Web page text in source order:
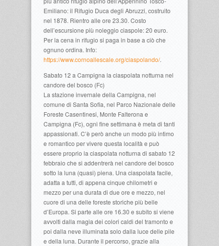
Emiliano: il Rifugio Duca degli Abruzzi, costruito
nel 1878. Rientro alle ore 23.30. Costo
dell’escursione più noleggio ciaspole: 20 euro.
Per la cena in rifugio si paga in base a ciò che
ognuno ordina. Info:
https://www.cornoallescale.org/ciaspolando/.
Sabato 12 a Campigna la ciaspolata notturna nel
candore del bosco (Fc)
La stazione invernale della Campigna, nel
comune di Santa Sofia, nel Parco Nazionale delle
Foreste Casentinesi, Monte Falterona e
Campigna (Fc), ogni fine settimana è meta di tanti
appassionati. C’è però anche un modo più intimo
e romantico per vivere questa località e può
essere proprio la ciaspolata notturna di sabato 12
febbraio che si addentrerà nel candore del bosco
sotto la luna (quasi) piena. Una ciaspolata facile,
adatta a tutti, di appena cinque chilometri e
mezzo per una durata di due ore e mezzo, nel
cuore di una delle foreste storiche più belle
d’Europa. Si parte alle ore 16.30 e subito si viene
avvolti dalla magia dei colori caldi del tramonto e
poi dalla neve illuminata solo dalla luce delle pile
e della luna. Durante il percorso, grazie alla